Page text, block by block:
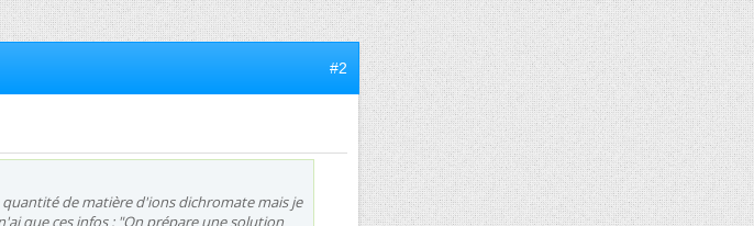
#2
de matière d'ions dichromate mais je
que ces infos : "On prépare une solution